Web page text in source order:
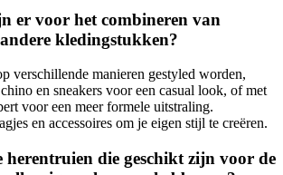
er voor het combineren van
kledingstukken?
verschillende manieren gestyled worden,
en sneakers voor een casual look, of met
voor een meer formele uitstraling.
en accessoires om je eigen stijl te creëren.
herentruien die geschikt zijn voor de